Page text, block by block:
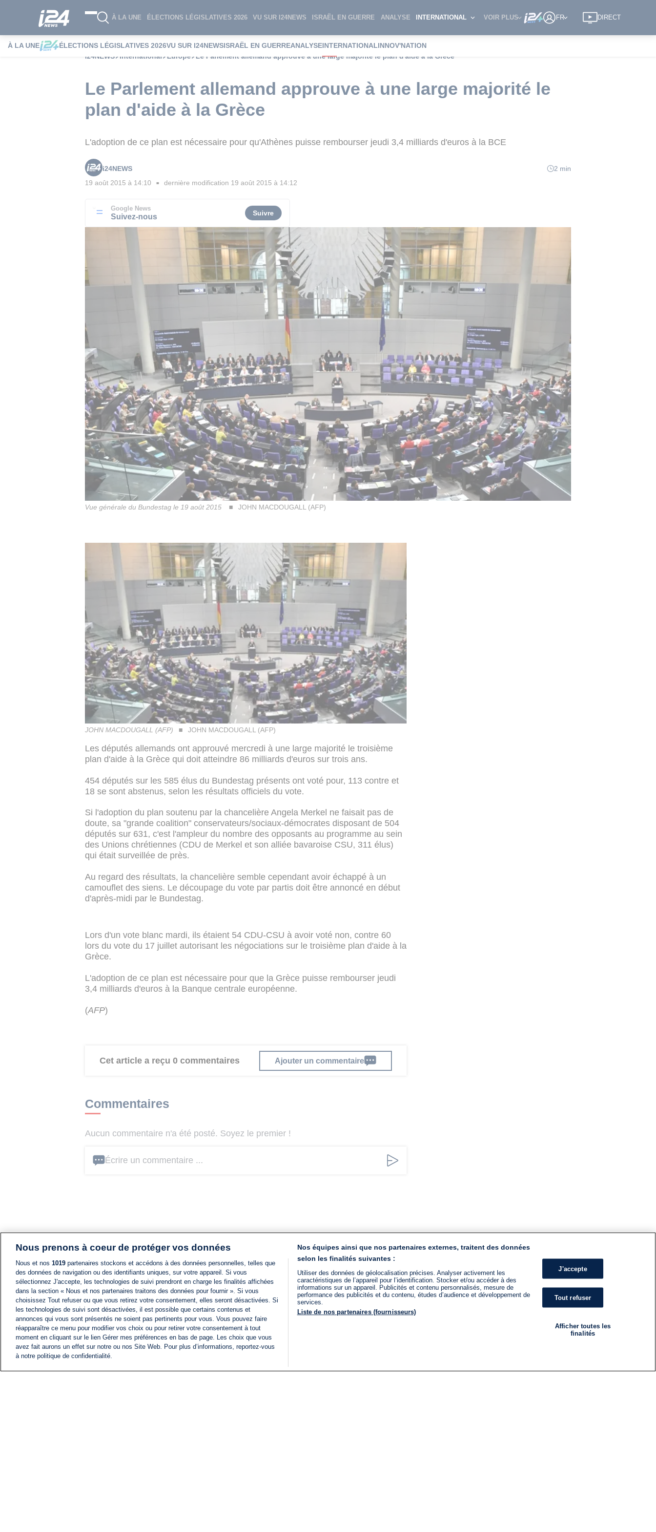
À LA UNE ÉLECTIONS LÉGISLATIVES 2026 VU SUR I24NEWS ISRAËL EN GUERRE ANALYSE INTERNATIONAL VOIR PLUS FR DIRECT
À LA UNE ÉLECTIONS LÉGISLATIVES 2026VU SUR I24NEWSISRAËL EN GUERREANALYSEINTERNATIONALINNOV'NATION
i24NEWS
International Europe Le Parlement allemand approuve à une large majorité le plan d'aide à la Grèce
Le Parlement allemand approuve à une large majorité le
plan d'aide à la Grèce
L'adoption de ce plan est nécessaire pour qu'Athènes puisse rembourser jeudi 3,4 milliards d'euros à la BCE
i24NEWS
2 min
19 août 2015 à 14:10 ■ dernière modification 19 août 2015 à 14:12
Google News
Suivez-nous Suivre
Vue générale du Bundestag le 19 août 2015 JOHN MACDOUGALL (AFP)
JOHN MACDOUGALL (AFP) JOHN MACDOUGALL (AFP)
Les députés allemands ont approuvé mercredi à une large majorité le troisième
plan d'aide à la Grèce qui doit atteindre 86 milliards d'euros sur trois ans.
454 députés sur les 585 élus du Bundestag présents ont voté pour, 113 contre et
18 se sont abstenus, selon les résultats officiels du vote.
Si l'adoption du plan soutenu par la chancelière Angela Merkel ne faisait pas de
doute, sa "grande coalition" conservateurs/sociaux-démocrates disposant de 504
députés sur 631, c'est l'ampleur du nombre des opposants au programme au sein
des Unions chrétiennes (CDU de Merkel et son alliée bavaroise CSU, 311 élus)
qui était surveillée de près.
Au regard des résultats, la chancelière semble cependant avoir échappé à un
camouflet des siens. Le découpage du vote par partis doit être annoncé en début
d'après-midi par le Bundestag.
Lors d'un vote blanc mardi, ils étaient 54 CDU-CSU à avoir voté non, contre 60
lors du vote du 17 juillet autorisant les négociations sur le troisième plan d'aide à la
Grèce.
L'adoption de ce plan est nécessaire pour que la Grèce puisse rembourser jeudi
3,4 milliards d'euros à la Banque centrale européenne.
(AFP)
Cet article a reçu 0 commentaires Ajouter un commentaire
Commentaires
Aucun commentaire n'a été posté. Soyez le premier !
Écrire un commentaire ...
Nous prenons à coeur de protéger vos données
Nous et nos 1019 partenaires stockons et accédons à des données personnelles, telles que
des données de navigation ou des identifiants uniques, sur votre appareil. Si vous
sélectionnez J'accepte, les technologies de suivi prendront en charge les finalités affichées
dans la section « Nous et nos partenaires traitons des données pour fournir ». Si vous
choisissez Tout refuser ou que vous retirez votre consentement, elles seront désactivées. Si
les technologies de suivi sont désactivées, il est possible que certains contenus et
annonces qui vous sont présentés ne soient pas pertinents pour vous. Vous pouvez faire
réapparaître ce menu pour modifier vos choix ou pour retirer votre consentement à tout
moment en cliquant sur le lien Gérer mes préférences en bas de page. Les choix que vous
avez fait aurons un effet sur notre ou nos Site Web. Pour plus d’informations, reportez-vous
à notre politique de confidentialité.
Nos équipes ainsi que nos partenaires externes, traitent des données
selon les finalités suivantes :
Utiliser des données de géolocalisation précises. Analyser activement les
caractéristiques de l’appareil pour l’identification. Stocker et/ou accéder à des
informations sur un appareil. Publicités et contenu personnalisés, mesure de
performance des publicités et du contenu, études d’audience et développement de
services.
Liste de nos partenaires (fournisseurs)
J'accepte
Tout refuser
Afficher toutes les
finalités